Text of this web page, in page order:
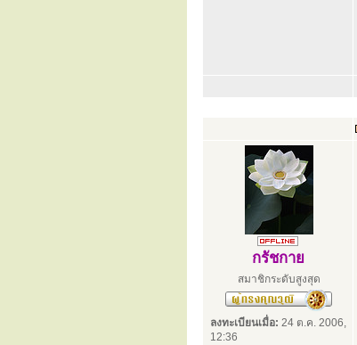
กรัชกาย
สมาชิกระดับสูงสุด
ลงทะเบียนเมื่อ: 24 ต.ค. 2006,
12:36